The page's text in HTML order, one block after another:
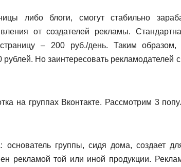
либо блоги, смогут стабильно
от создателей рекламы.
– 200 руб./день. Таким образом,
Но заинтересовать рекламодателей
на группах Вконтакте. Рассмотрим 3
основатель группы, сидя дома, создает
рекламой той или иной продукции.